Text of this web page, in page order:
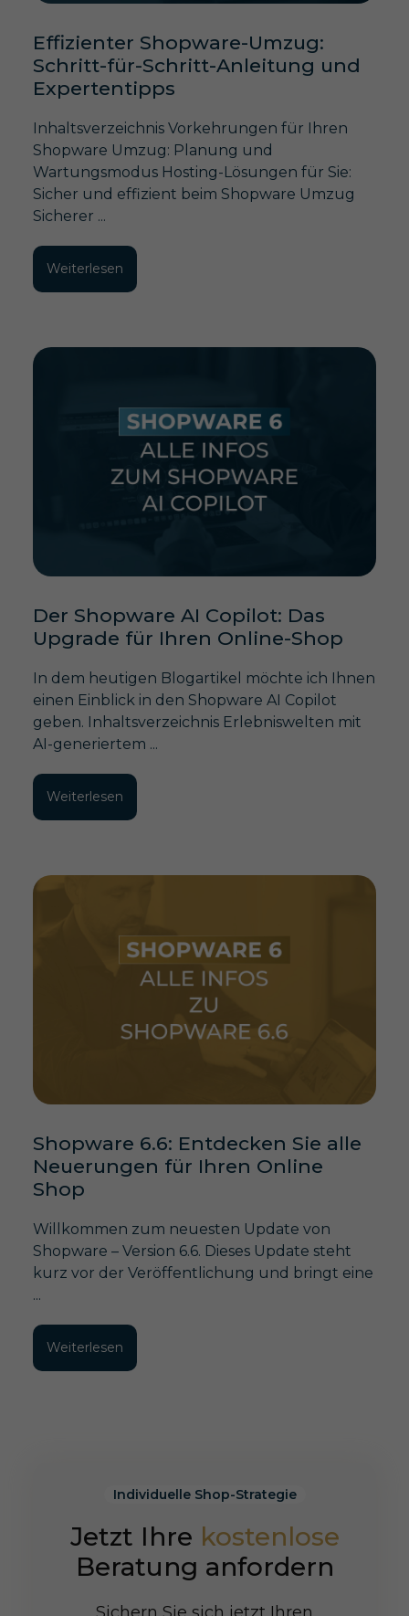
Effizienter Shopware-Umzug:
Schritt-für-Schritt-Anleitung und
Expertentipps
Inhaltsverzeichnis Vorkehrungen für Ihren
Shopware Umzug: Planung und
Wartungsmodus Hosting-Lösungen für Sie:
Sicher und effizient beim Shopware Umzug
Sicherer ...
Weiterlesen
Der Shopware AI Copilot: Das
Upgrade für Ihren Online-Shop
In dem heutigen Blogartikel möchte ich Ihnen
einen Einblick in den Shopware AI Copilot
geben. Inhaltsverzeichnis Erlebniswelten mit
AI-generiertem ...
Weiterlesen
Shopware 6.6: Entdecken Sie alle
Neuerungen für Ihren Online
Shop
Willkommen zum neuesten Update von
Shopware – Version 6.6. Dieses Update steht
kurz vor der Veröffentlichung und bringt eine
...
Weiterlesen
Individuelle Shop-Strategie
Jetzt Ihre kostenlose
Beratung anfordern